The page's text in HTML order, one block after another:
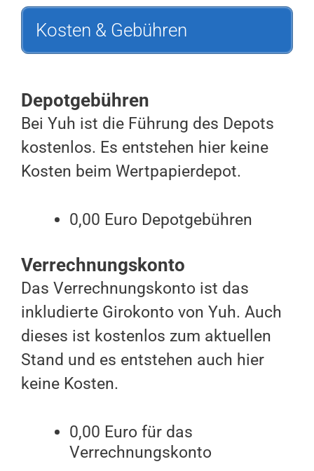
Kosten & Gebühren
Depotgebühren
Bei Yuh ist die Führung des Depots
kostenlos. Es entstehen hier keine
Kosten beim Wertpapierdepot.
0,00 Euro Depotgebühren
Verrechnungskonto
Das Verrechnungskonto ist das
inkludierte Girokonto von Yuh. Auch
dieses ist kostenlos zum aktuellen
Stand und es entstehen auch hier
keine Kosten.
0,00 Euro für das
Verrechnungskonto